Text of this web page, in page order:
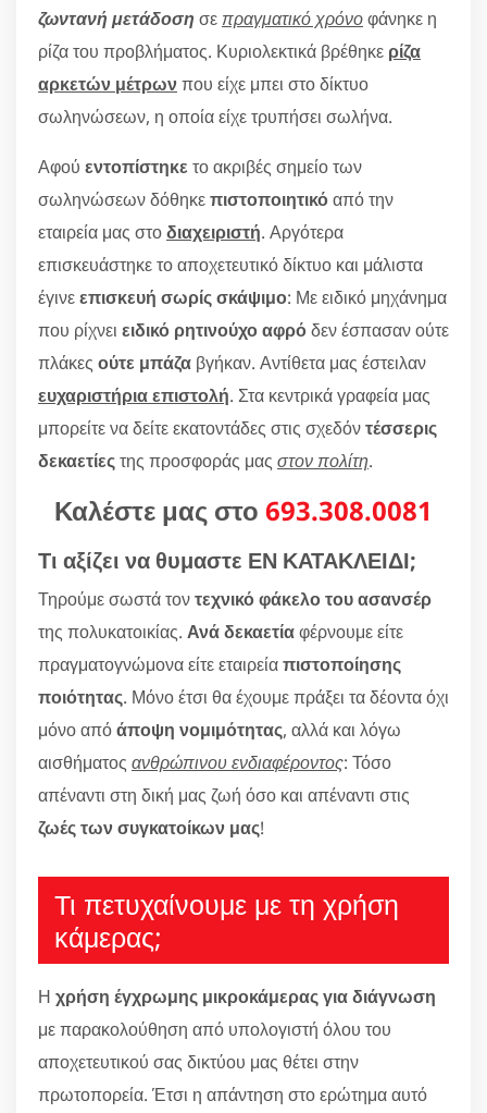
ζωντανή μετάδοση σε πραγματικό χρόνοφάνηκε η
ρίζα του προβλήματος. Κυριολεκτικά βρέθηκε ρίζα
αρκετών μέτρωνπου είχε μπει στο δίκτυο
σωληνώσεων, η οποία είχε τρυπήσει σωλήνα.
Αφού εντοπίστηκε το ακριβές σημείο των
σωληνώσεων δόθηκεπιστοποιητικόαπό την
εταιρεία μας στοδιαχειριστή. Αργότερα
επισκευάστηκε το αποχετευτικό δίκτυο και μάλιστα
έγινεεπισκευή σωρίς σκάψιμο: Με ειδικό μηχάνημα
που ρίχνει ειδικό ρητινούχο αφρόδεν έσπασαν ούτε
πλάκες ούτε μπάζα βγήκαν. Αντίθετα μας έστειλαν
ευχαριστήρια επιστολή. Στα κεντρικά γραφεία μας
μπορείτε να δείτε εκατοντάδες στις σχεδόντέσσερις
δεκαετίεςτης προσφοράς μας στον πολίτη.
Καλέστε μας στο 693.308.0081
Τι αξίζει να θυμαστε ΕΝ ΚΑΤΑΚΛΕΙΔΙ;
Τηρούμε σωστά τοντεχνικό φάκελο του ασανσέρ
της πολυκατοικίας. Ανά δεκαετίαφέρνουμε είτε
πραγματογνώμονα είτε εταιρείαπιστοποίησης
ποιότητας. Μόνο έτσι θα έχουμε πράξει τα δέοντα όχι
μόνο απόάποψη νομιμότητας, αλλά και λόγω
αισθήματος ανθρώπινου ενδιαφέροντος: Τόσο
απέναντι στη δική μας ζωή όσο και απέναντι στις
ζωές των συγκατοίκων μας!
Τι πετυχαίνουμε με τη χρήση
κάμερας;
Η χρήση έγχρωμης μικροκάμερας για διάγνωση
με παρακολούθηση από υπολογιστή όλου του
αποχετευτικού σας δικτύου μας θέτει στην
πρωτοπορεία. Έτσι η απάντηση στο ερώτημα αυτό